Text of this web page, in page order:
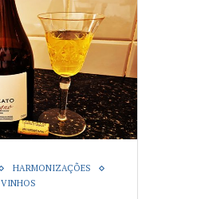
HARMONIZAÇÕES
VINHOS